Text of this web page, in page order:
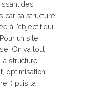
des
car sa structure
à l’objectif qui
un site
On va tout
la structure
optimisation
puis la